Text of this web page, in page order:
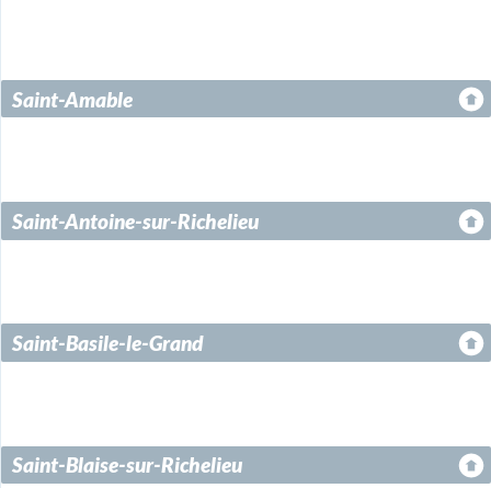
Saint-Amable
Saint-Antoine-sur-Richelieu
Saint-Basile-le-Grand
Saint-Blaise-sur-Richelieu